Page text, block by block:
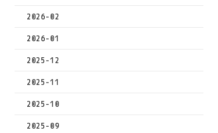
2026-02
2026-01
2025-12
2025-11
2025-10
2025-09